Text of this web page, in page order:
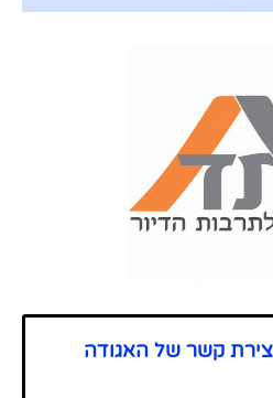
קשר של האגודה